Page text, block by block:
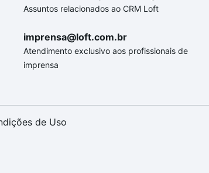
Assuntos relacionados ao CRM Loft
imprensa@loft.com.br
Atendimento exclusivo aos profissionais de
imprensa
de Uso